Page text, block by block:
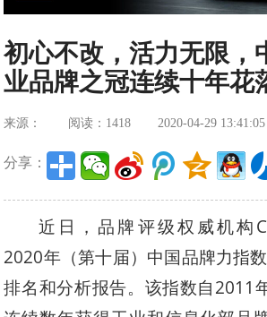
初心不改，活力无限，
业品牌之冠连续十年花
来源： 阅读：1418 2020-04-29 13:41:05
分享：
近日，品牌评级权威机构
2020年（第十届）中国品牌力指
排名和分析报告。该指数自2011